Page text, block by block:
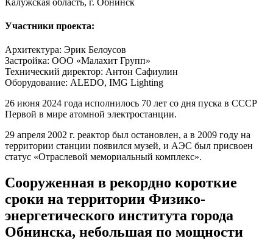
Участники проекта:
Архитектура: Эрик Белоусов
Застройка: ООО «Малахит Групп»
Технический директор: Антон Сафиулин
Оборудование: ALEDO, IMG Lighting
26 июня 2024 года исполнилось 70 лет со дня пуска в СССР
Первой в мире атомной электростанции.
29 апреля 2002 г. реактор был остановлен, а в 2009 году на
территории станции появился музей, и АЭС был присвоен
статус «Отраслевой мемориальный комплекс».
Сооруженная в рекордно короткие
сроки на территории Физико-
энергетического института города
Обнинска, небольшая по мощности